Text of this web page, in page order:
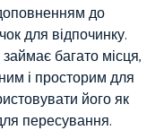
до
для відпочинку.
багато місця,
і просторим для
його як
пересування.